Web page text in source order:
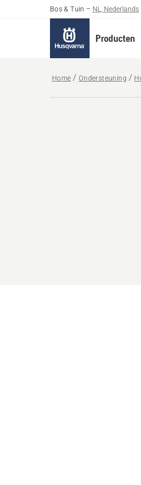
Bos & Tuin – NL, Nederlands
Producten
Home Ondersteuning